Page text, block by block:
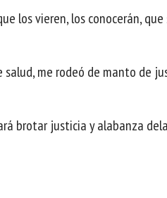
los vieren, los conocerán, que
salud, me rodeó de manto de
brotar justicia y alabanza